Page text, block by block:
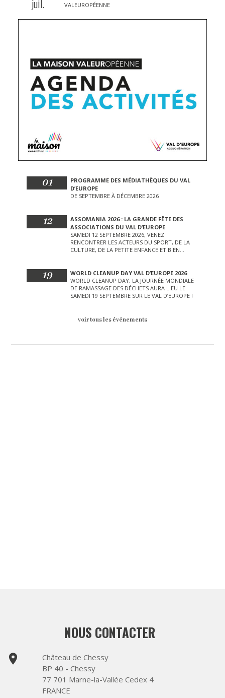
juil.
VALEUROPÉENNE
01
PROGRAMME DES MÉDIATHÈQUES DU VAL
D’EUROPE
DE SEPTEMBRE À DÉCEMBRE 2026
12
ASSOMANIA 2026 : LA GRANDE FÊTE DES
ASSOCIATIONS DU VAL D’EUROPE
SAMEDI 12 SEPTEMBRE 2026, VENEZ
RENCONTRER LES ACTEURS DU SPORT, DE LA
CULTURE, DE LA PETITE ENFANCE ET BIEN
19
WORLD CLEANUP DAY VAL D’EUROPE 2026
WORLD CLEANUP DAY, LA JOURNÉE MONDIALE
DE RAMASSAGE DES DÉCHETS AURA LIEU LE
SAMEDI 19 SEPTEMBRE SUR LE VAL D’EUROPE !
voir tous les événements
NOUS CONTACTER
place
Château de Chessy
BP 40 - Chessy
77 701 Marne-la-Vallée Cedex 4
FRANCE